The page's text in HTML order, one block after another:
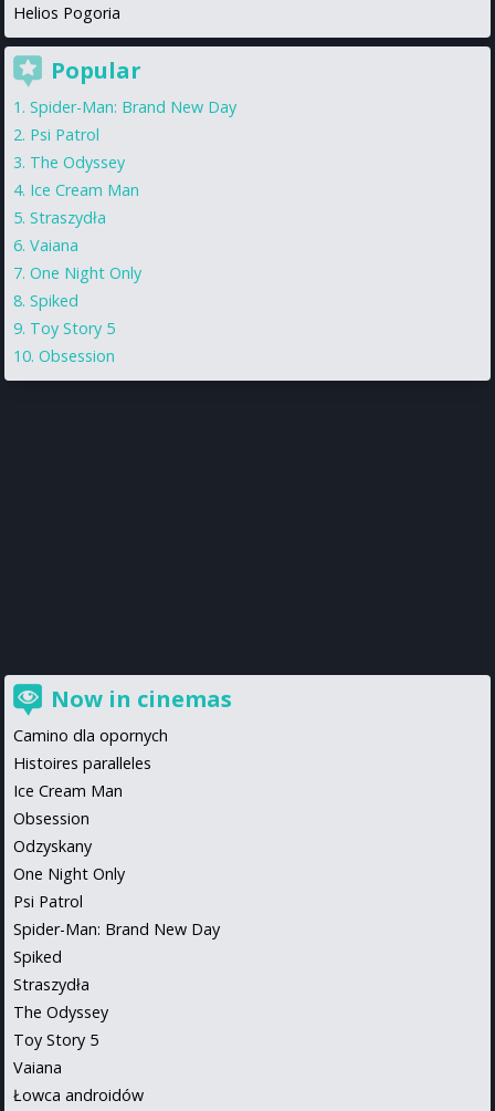
Helios Pogoria
Popular
Spider-Man: Brand New Day
Psi Patrol
The Odyssey
Ice Cream Man
Straszydła
Vaiana
One Night Only
Spiked
Toy Story 5
Obsession
Now in cinemas
Camino dla opornych
Histoires paralleles
Ice Cream Man
Obsession
Odzyskany
One Night Only
Psi Patrol
Spider-Man: Brand New Day
Spiked
Straszydła
The Odyssey
Toy Story 5
Vaiana
Łowca androidów